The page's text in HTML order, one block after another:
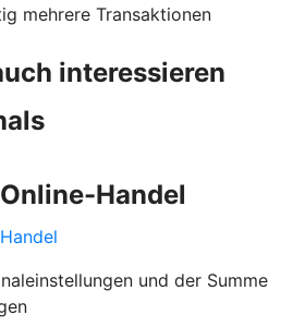
mehrere Transaktionen
interessieren
Handel
und der Summe